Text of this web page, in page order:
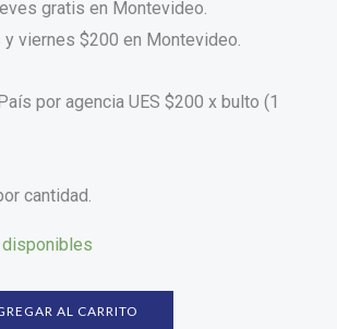
gratis en Montevideo.
viernes $200 en Montevideo.
por agencia UES $200 x bulto (1
cantidad.
disponibles
AL CARRITO